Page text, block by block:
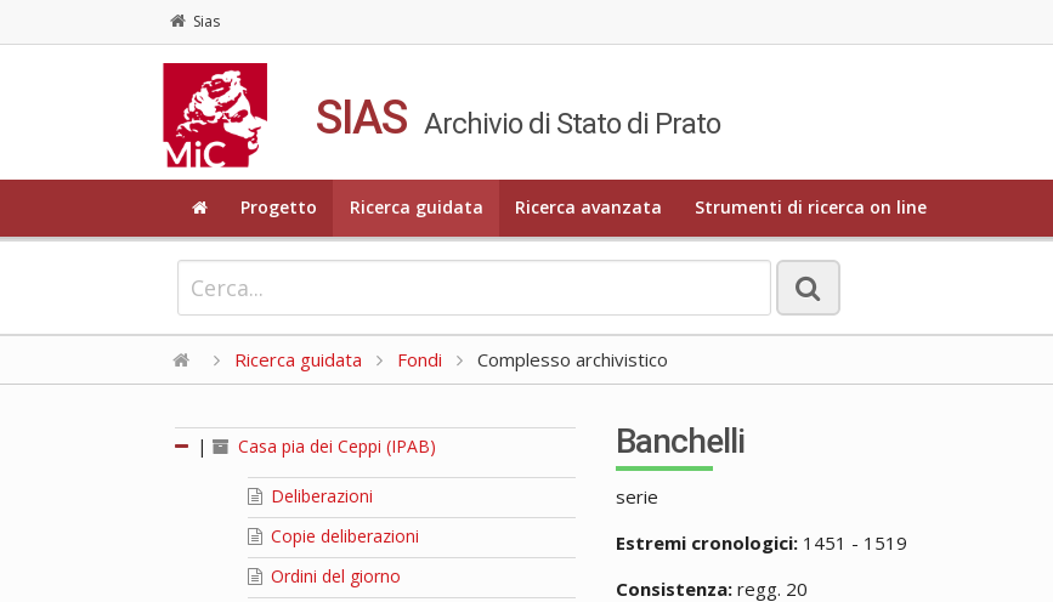
Sias
SIAS Archivio di Stato di Prato
Progetto Ricerca guidata Ricerca avanzata Strumenti di ricerca on line
Ricerca guidata Fondi Complesso archivistico
| Casa pia dei Ceppi (IPAB)
Deliberazioni
Copie deliberazioni
Ordini del giorno
Banchelli
serie
Estremi cronologici: 1451 - 1519
Consistenza: regg. 20